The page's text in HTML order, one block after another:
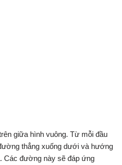
giữa hình vuông. Từ mỗi đầu
thẳng xuống dưới và hướng
Các đường này sẽ đáp ứng